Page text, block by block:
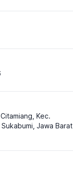
Kec.
Jawa Barat